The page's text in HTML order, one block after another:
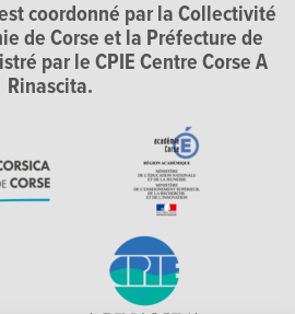
coordonné par la Collectivité
de Corse et la Préfecture de
par le CPIE Centre Corse A
Rinascita.